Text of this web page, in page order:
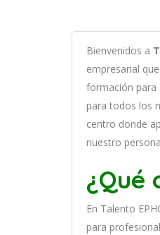
Bienvenidos a
empresarial
formación para
para todos los n
centro donde
nuestro
¿Qué
En Talento
para profesional